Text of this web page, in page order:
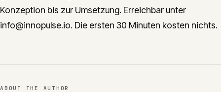
Konzeption bis zur Umsetzung. Erreichbar unter
info@innopulse.io. Die ersten 30 Minuten kosten nichts.
ABOUT THE AUTHOR